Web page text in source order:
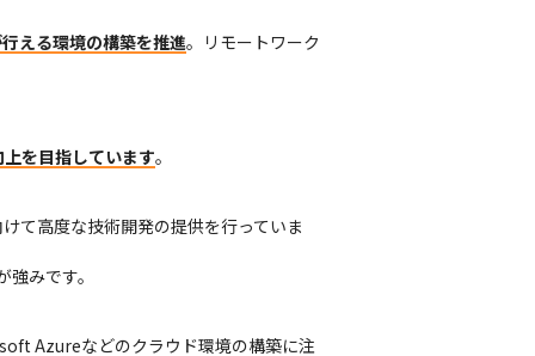
える環境の構築を推進。リモートワーク
を目指しています。
て高度な技術開発の提供を行っていま
みです。
Azureなどのクラウド環境の構築に注